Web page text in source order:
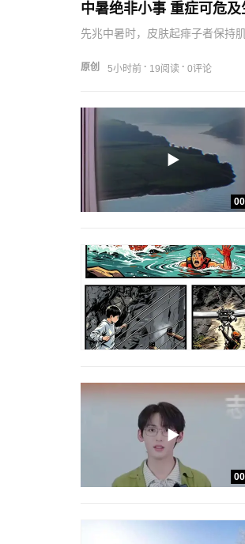
中暑绝非小事 重症可危
先兆中暑时，皮肤起痱子者保持
恢复…
原创 5小时前 · 19阅读 · 0评论